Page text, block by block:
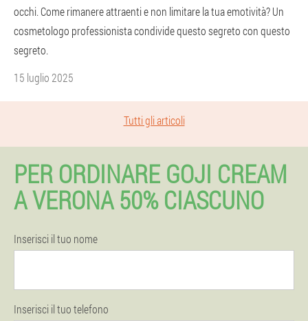
occhi. Come rimanere attraenti e non limitare la tua emotività? Un
cosmetologo professionista condivide questo segreto con questo
segreto.
15 luglio 2025
Tutti gli articoli
PER ORDINARE GOJI CREAM
A VERONA 50% CIASCUNO
Inserisci il tuo nome
Inserisci il tuo telefono